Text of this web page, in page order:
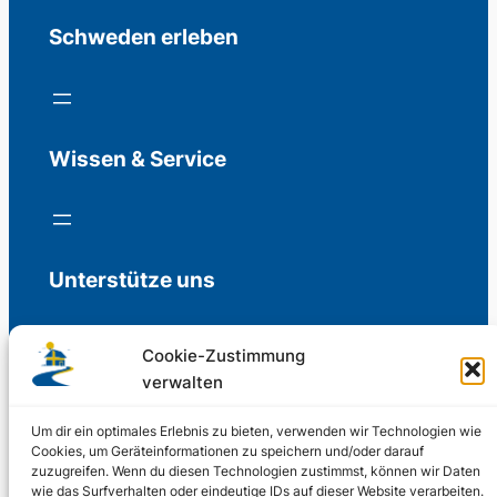
Cookie-Zustimmung
verwalten
Um dir ein optimales Erlebnis zu bieten, verwenden wir Technologien wie
Cookies, um Geräteinformationen zu speichern und/oder darauf
zuzugreifen. Wenn du diesen Technologien zustimmst, können wir Daten
wie das Surfverhalten oder eindeutige IDs auf dieser Website verarbeiten.
Schweden erleben
Wissen & Service
Unterstütze uns
Freiwillige Spenden für die Aufrechterhaltung
Support us